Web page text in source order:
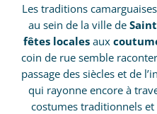
Les traditions
au sein de la ville de
fêtes localesaux
coin de rue semble
passage des siècles et de
qui rayonne encore à
costumes traditionnels et